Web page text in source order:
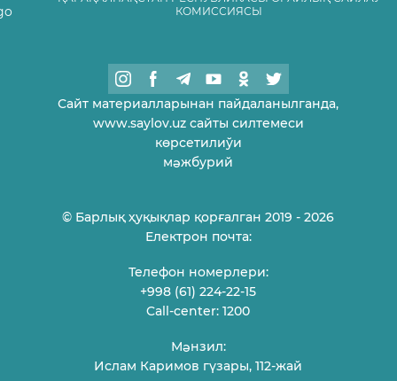
КОМИССИЯСЫ
Сайт материалларынан пайдаланылганда,
www.saylov.uz сайты силтемеси
көрсетилиўи
мəжбурий
© Барлық ҳуқықлар қорғалган 2019 - 2026
Електрон почта:
Телефон номерлери:
+998 (61) 224-22-15
Call-center: 1200
Мəнзил:
Ислам Каримов гүзары, 112-жай